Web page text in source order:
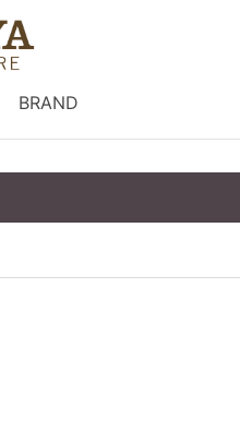
BRAND